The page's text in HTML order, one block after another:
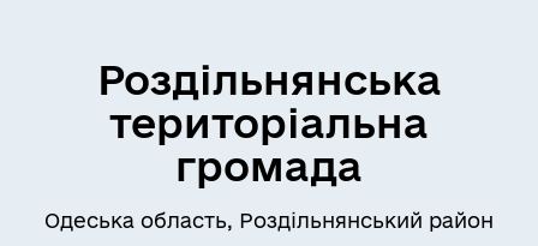
Роздільнянська
територіальна
громада
Одеська область, Роздільнянський район